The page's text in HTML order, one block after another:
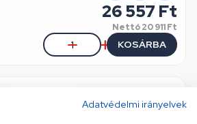
Adatvédelmi irányelvek
26 557 Ft
Nettó20 911 Ft
KOSÁRBA